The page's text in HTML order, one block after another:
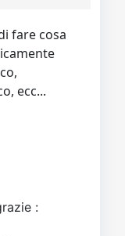
fare cosa
ecc...
: